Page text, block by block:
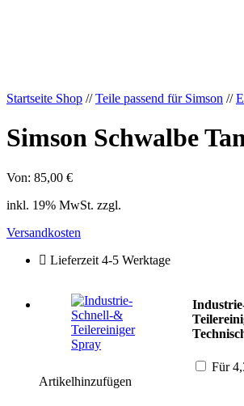
Startseite Shop //Teile passend für Simson //
Simson Schwalbe
Von: 85,00 €
inkl. 19% MwSt. zzgl.
Versandkosten
Lieferzeit 4-5 Werktage
Für
Artikelhinzufügen